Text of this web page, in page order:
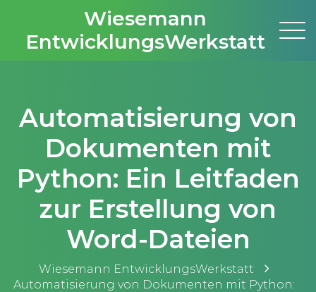
Wiesemann
EntwicklungsWerkstatt
Automatisierung von
Dokumenten mit
Python: Ein Leitfaden
zur Erstellung von
Word-Dateien
Wiesemann EntwicklungsWerkstatt
Automatisierung von Dokumenten mit Python: